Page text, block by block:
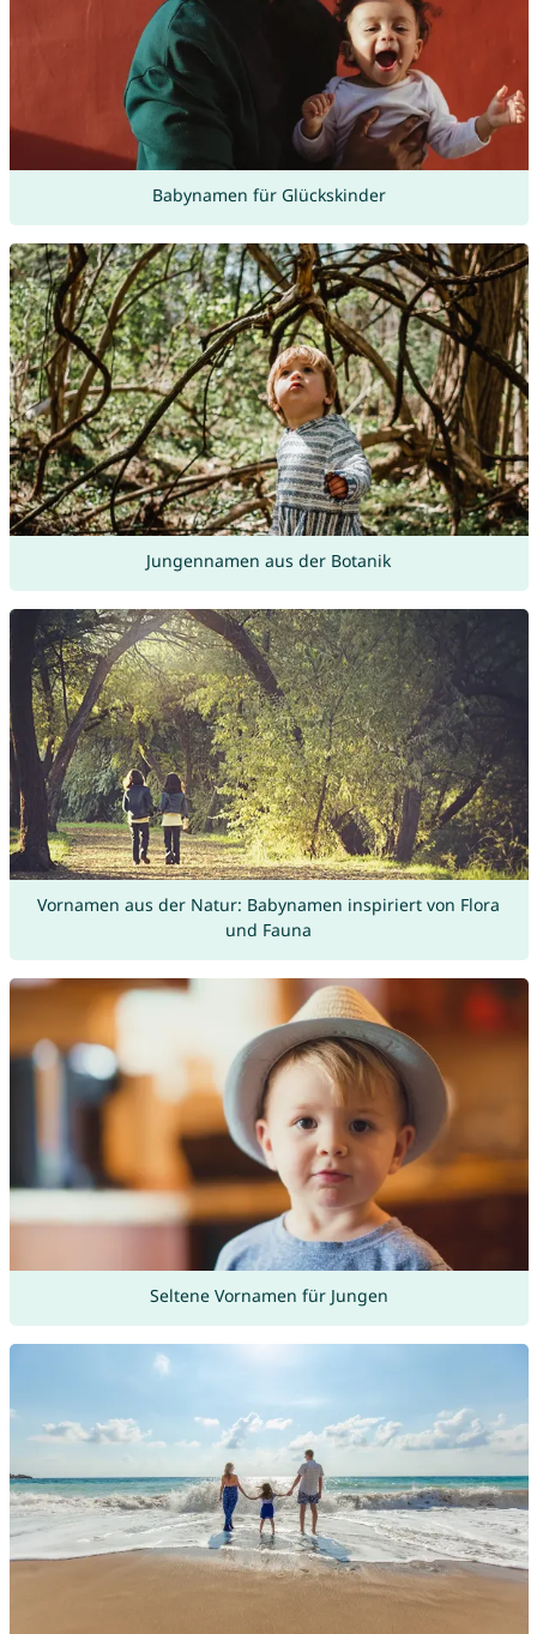
Babynamen für Glückskinder
Jungennamen aus der Botanik
Vornamen aus der Natur: Babynamen inspiriert von Flora
und Fauna
Seltene Vornamen für Jungen